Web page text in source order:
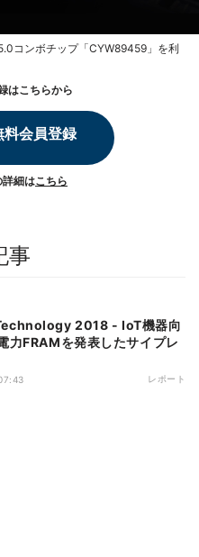
コンボチップ「CYW89459」を利
はこちらから
料会員登録
詳細はこちら
事
2018 - IoT機器向
力FRAMを発表したサイプレ
レポート